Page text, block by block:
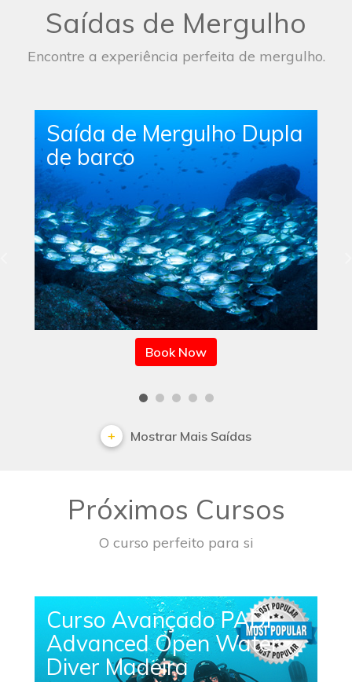
Saídas de Mergulho
Encontre a experiência perfeita de mergulho.
Saída de Mergulho
Simples de Barco
Book Now
Mostrar Mais Saídas
Próximos Cursos
O curso perfeito para si
Curso Avançado PADI
Advanced Open Water
Diver Madeira